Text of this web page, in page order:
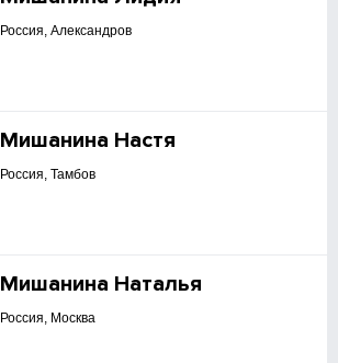
Россия, Александров
Мишанина Настя
Россия, Тамбов
Мишанина Наталья
Россия, Москва